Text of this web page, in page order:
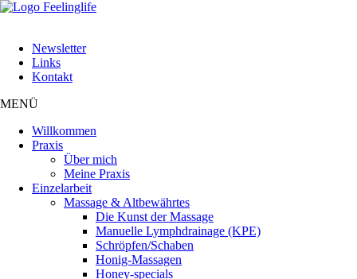
überspringen
Newsletter
Links
Kontakt
MENÜ
überspringenWillkommen
Praxis
Über mich
Meine Praxis
Einzelarbeit
Massage & Altbewährtes
Die Kunst der Massage
Manuelle Lymphdrainage (KPE)
Schröpfen/Schaben
Honig-Massagen
Honey-specials